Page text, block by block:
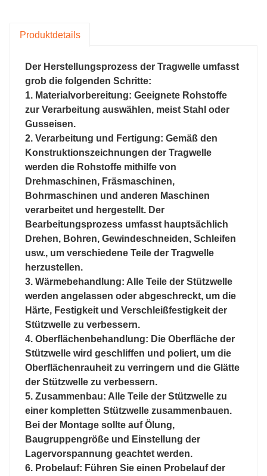
Produktdetails
Der Herstellungsprozess der Tragwelle umfasst
grob die folgenden Schritte:
1. Materialvorbereitung: Geeignete Rohstoffe
zur Verarbeitung auswählen, meist Stahl oder
Gusseisen.
2. Verarbeitung und Fertigung: Gemäß den
Konstruktionszeichnungen der Tragwelle
werden die Rohstoffe mithilfe von
Drehmaschinen, Fräsmaschinen,
Bohrmaschinen und anderen Maschinen
verarbeitet und hergestellt. Der
Bearbeitungsprozess umfasst hauptsächlich
Drehen, Bohren, Gewindeschneiden, Schleifen
usw., um verschiedene Teile der Tragwelle
herzustellen.
3. Wärmebehandlung: Alle Teile der Stützwelle
werden angelassen oder abgeschreckt, um die
Härte, Festigkeit und Verschleißfestigkeit der
Stützwelle zu verbessern.
4. Oberflächenbehandlung: Die Oberfläche der
Stützwelle wird geschliffen und poliert, um die
Oberflächenrauheit zu verringern und die Glätte
der Stützwelle zu verbessern.
5. Zusammenbau: Alle Teile der Stützwelle zu
einer kompletten Stützwelle zusammenbauen.
Bei der Montage sollte auf Ölung,
Baugruppengröße und Einstellung der
Lagervorspannung geachtet werden.
6. Probelauf: Führen Sie einen Probelauf der